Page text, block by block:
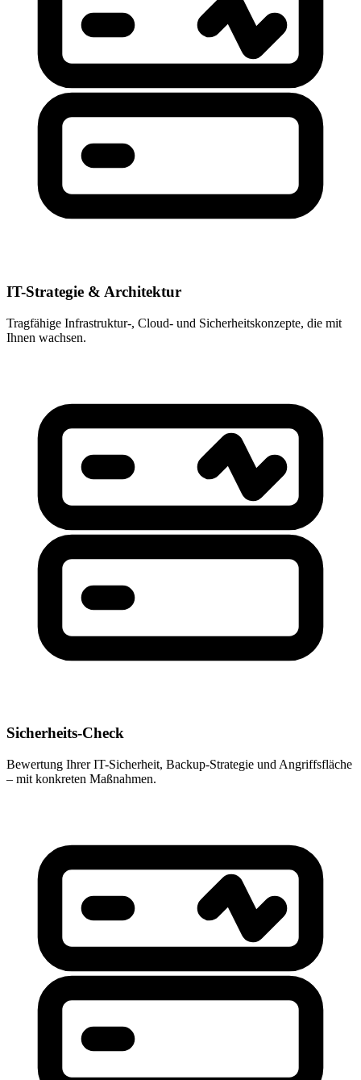
IT-Strategie & Architektur
Tragfähige Infrastruktur-, Cloud- und Sicherheitskonzepte, die mit
Ihnen wachsen.
Sicherheits-Check
Bewertung Ihrer IT-Sicherheit, Backup-Strategie und Angriffsfläche
– mit konkreten Maßnahmen.